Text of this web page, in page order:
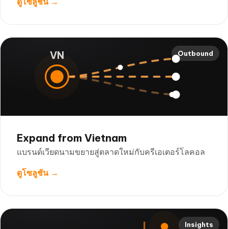
Outbound
VN
Expand from Vietnam
แบรนด์เวียดนามขยายสู่ตลาดใหม่กับครีเอเตอร์โลคอล
ดูโซลูชัน →
Insights